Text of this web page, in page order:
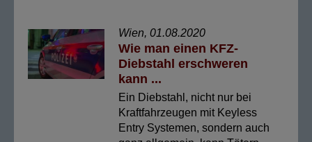
Wien, 01.08.2020
Wie man einen KFZ-
Diebstahl erschweren
kann ...
Ein Diebstahl, nicht nur bei
Kraftfahrzeugen mit Keyless
Entry Systemen, sondern auch